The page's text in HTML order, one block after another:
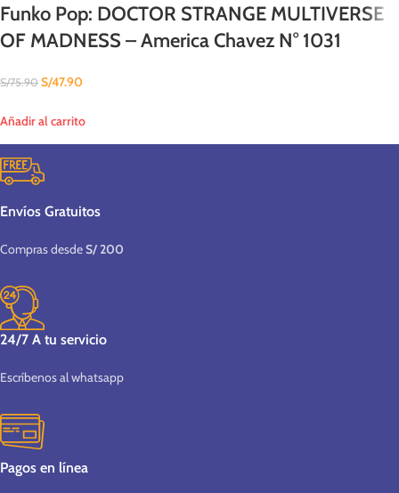
Funko Pop: DOCTOR STRANGE MULTIVERSE
OF MADNESS – America Chavez N° 1031
S/75.90 S/47.90
Añadir al carrito
Envíos Gratuitos
Compras desdeS/ 200
24/7 A tu servicio
Escríbenos al whatsapp
Pagos en línea